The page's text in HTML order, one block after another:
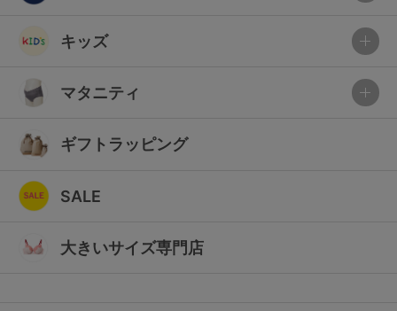
キッズ
マタニティ
ギフトラッピング
SALE
大きいサイズ専門店